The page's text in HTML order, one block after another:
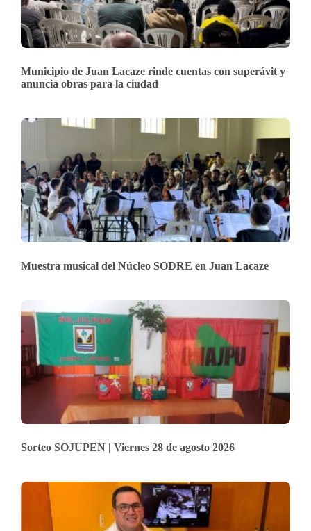
Municipio de Juan Lacaze rinde cuentas con superávit y
anuncia obras para la ciudad
Muestra musical del Núcleo SODRE en Juan Lacaze
Sorteo SOJUPEN | Viernes 28 de agosto 2026